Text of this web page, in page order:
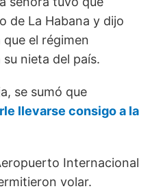
de La Habana y dijo
el régimen
nieta del país.
se sumó que
llevarse consigo a la
Internacional
volar.